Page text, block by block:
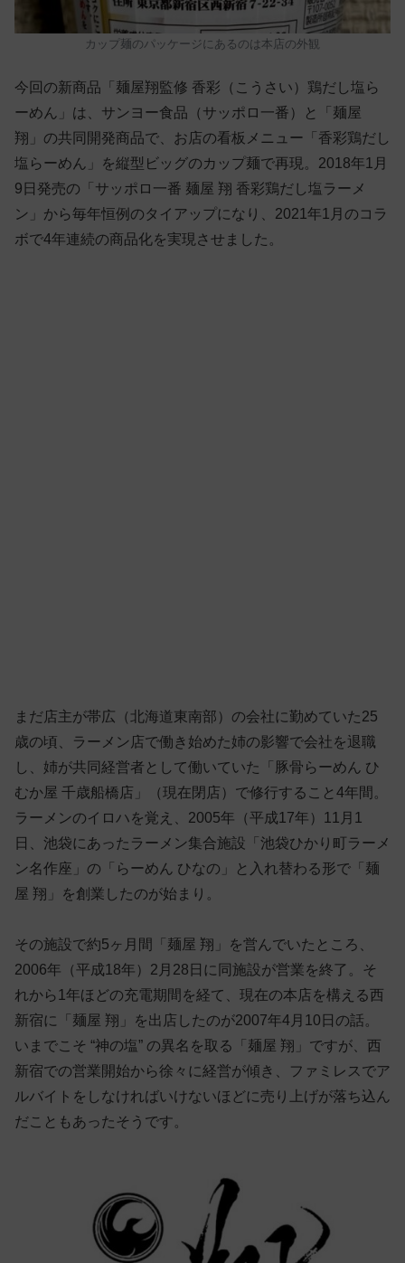
カップ麺のパッケージにあるのは本店の外観
今回の新商品「麺屋翔監修 香彩（こうさい）鶏だし塩ら
ーめん」は、サンヨー食品（サッポロ一番）と「麺屋
翔」の共同開発商品で、お店の看板メニュー「香彩鶏だし
塩らーめん」を縦型ビッグのカップ麺で再現。2018年1月
9日発売の「サッポロ一番 麺屋 翔 香彩鶏だし塩ラーメ
ン」から毎年恒例のタイアップになり、2021年1月のコラ
ボで4年連続の商品化を実現させました。
まだ店主が帯広（北海道東南部）の会社に勤めていた25
歳の頃、ラーメン店で働き始めた姉の影響で会社を退職
し、姉が共同経営者として働いていた「豚骨らーめん ひ
むか屋 千歳船橋店」（現在閉店）で修行すること4年間。
ラーメンのイロハを覚え、2005年（平成17年）11月1
日、池袋にあったラーメン集合施設「池袋ひかり町ラーメ
ン名作座」の「らーめん ひなの」と入れ替わる形で「麺
屋 翔」を創業したのが始まり。
その施設で約5ヶ月間「麺屋 翔」を営んでいたところ、
2006年（平成18年）2月28日に同施設が営業を終了。そ
れから1年ほどの充電期間を経て、現在の本店を構える西
新宿に「麺屋 翔」を出店したのが2007年4月10日の話。
いまでこそ “神の塩” の異名を取る「麺屋 翔」ですが、西
新宿での営業開始から徐々に経営が傾き、ファミレスでア
ルバイトをしなければいけないほどに売り上げが落ち込ん
だこともあったそうです。